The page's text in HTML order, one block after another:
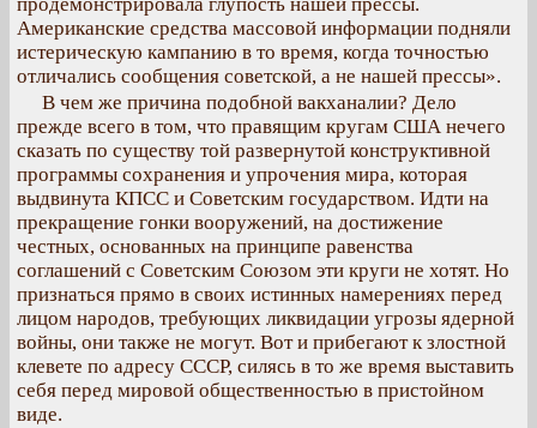
Американские средства массовой информации подняли
истерическую кампанию в то время, когда точностью
отличались сообщения советской, а не нашей прессы».
В чем же причина подобной вакханалии? Дело
прежде всего в том, что правящим кругам США нечего
сказать по существу той развернутой конструктивной
программы сохранения и упрочения мира, которая
выдвинута КПСС и Советским государством. Идти на
прекращение гонки вооружений, на достижение
честных, основанных на принципе равенства
соглашений с Советским Союзом эти круги не хотят. Но
признаться прямо в своих истинных намерениях перед
лицом народов, требующих ликвидации угрозы ядерной
войны, они также не могут. Вот и прибегают к злостной
клевете по адресу СССР, силясь в то же время выставить
себя перед мировой общественностью в пристойном
виде.